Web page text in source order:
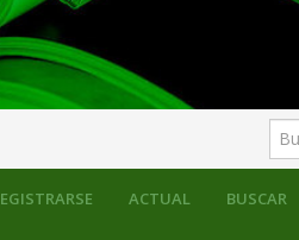
ACTUAL BUSCAR